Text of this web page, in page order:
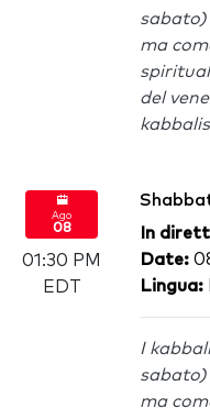
sabato)
ma
del
Ago
08
01:30 PM
EDT
In
Date:
Lingua:
I
sabato)
ma